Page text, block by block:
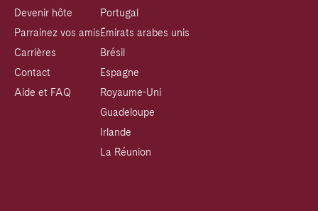
Devenir hôte
Parrainez vos amis
Carrières
Contact
Aide et FAQ
Portugal
Émirats arabes unis
Brésil
Espagne
Royaume-Uni
Guadeloupe
Irlande
La Réunion